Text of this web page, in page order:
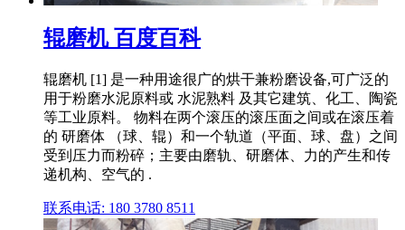
辊磨机 百度百科
辊磨机 [1] 是一种用途很广的烘干兼粉磨设备,可广泛的
用于粉磨水泥原料或 水泥熟料 及其它建筑、化工、陶瓷
等工业原料。 物料在两个滚压的滚压面之间或在滚压着
的 研磨体 （球、辊）和一个轨道（平面、球、盘）之间
受到压力而粉碎；主要由磨轨、研磨体、力的产生和传
递机构、空气的 .
联系电话: 180 3780 8511